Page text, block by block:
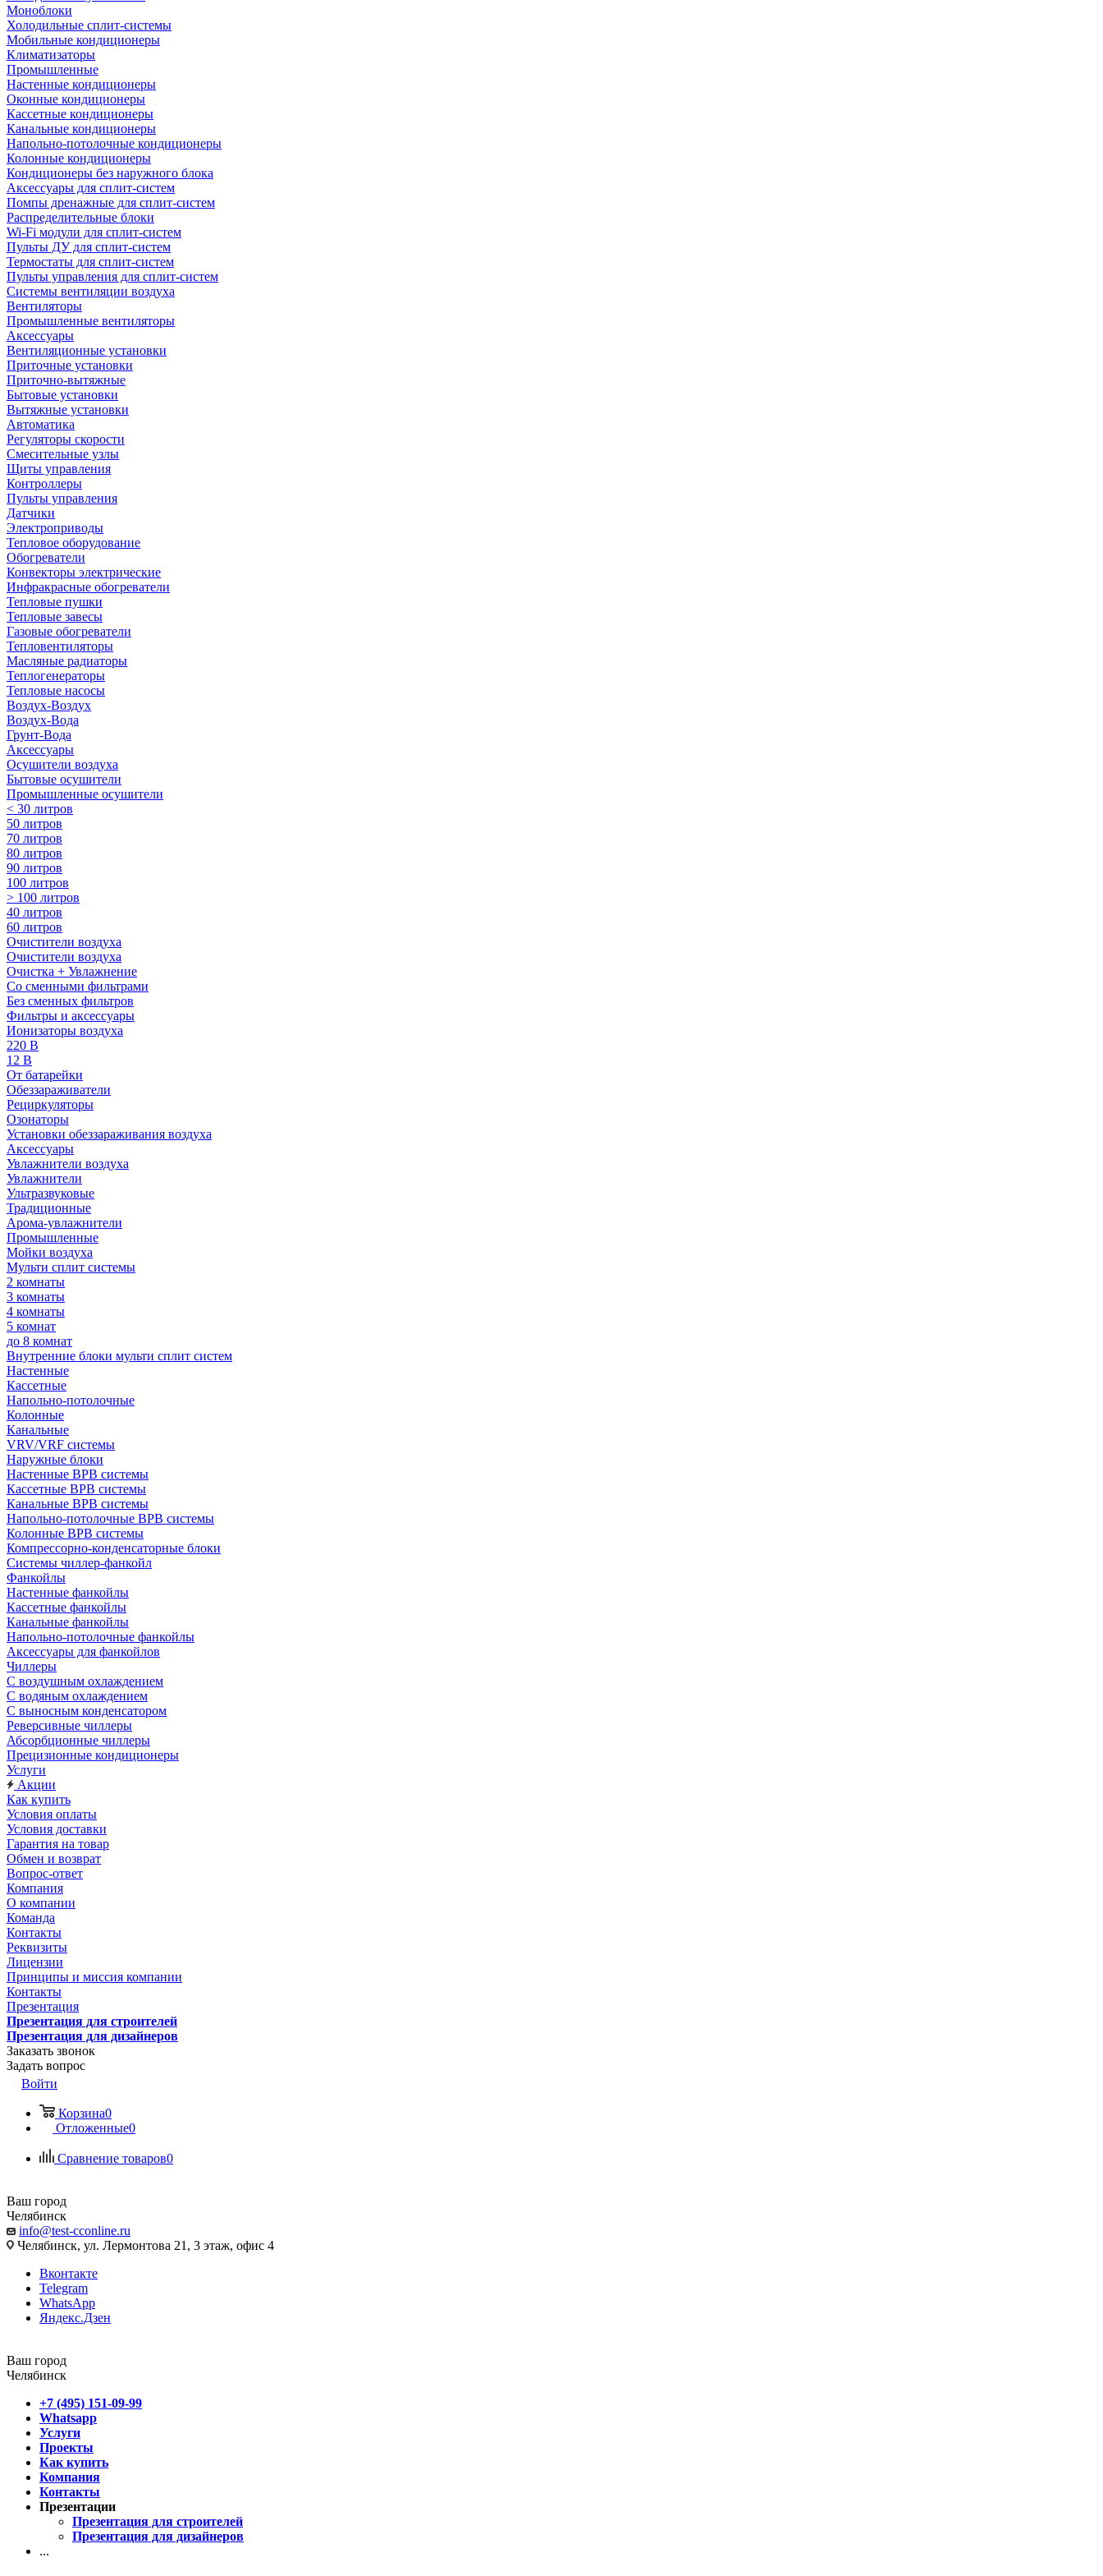
Моноблоки
Холодильные сплит-системы
Мобильные кондиционеры
Климатизаторы
Промышленные
Настенные кондиционеры
Оконные кондиционеры
Кассетные кондиционеры
Канальные кондиционеры
Напольно-потолочные кондиционеры
Колонные кондиционеры
Кондиционеры без наружного блока
Аксессуары для сплит-систем
Помпы дренажные для сплит-систем
Распределительные блоки
Wi-Fi модули для сплит-систем
Пульты ДУ для сплит-систем
Термостаты для сплит-систем
Пульты управления для сплит-систем
Системы вентиляции воздуха
Вентиляторы
Промышленные вентиляторы
Аксессуары
Вентиляционные установки
Приточные установки
Приточно-вытяжные
Бытовые установки
Вытяжные установки
Автоматика
Регуляторы скорости
Смесительные узлы
Щиты управления
Контроллеры
Пульты управления
Датчики
Электроприводы
Тепловое оборудование
Обогреватели
Конвекторы электрические
Инфракрасные обогреватели
Тепловые пушки
Тепловые завесы
Газовые обогреватели
Тепловентиляторы
Масляные радиаторы
Теплогенераторы
Тепловые насосы
Воздух-Воздух
Воздух-Вода
Грунт-Вода
Аксессуары
Осушители воздуха
Бытовые осушители
Промышленные осушители
< 30 литров
50 литров
70 литров
80 литров
90 литров
100 литров
> 100 литров
40 литров
60 литров
Очистители воздуха
Очистители воздуха
Очистка + Увлажнение
Cо сменными фильтрами
Без сменных фильтров
Фильтры и аксессуары
Ионизаторы воздуха
220 В
12 В
От батарейки
Обеззараживатели
Рециркуляторы
Озонаторы
Установки обеззараживания воздуха
Аксессуары
Увлажнители воздуха
Увлажнители
Ультразвуковые
Традиционные
Арома-увлажнители
Промышленные
Мойки воздуха
Мульти сплит системы
2 комнаты
3 комнаты
4 комнаты
5 комнат
до 8 комнат
Внутренние блоки мульти сплит систем
Настенные
Кассетные
Напольно-потолочные
Колонные
Канальные
VRV/VRF системы
Наружные блоки
Настенные ВРВ системы
Кассетные ВРВ системы
Канальные ВРВ системы
Напольно-потолочные ВРВ системы
Колонные ВРВ системы
Компрессорно-конденсаторные блоки
Системы чиллер-фанкойл
Фанкойлы
Настенные фанкойлы
Кассетные фанкойлы
Канальные фанкойлы
Напольно-потолочные фанкойлы
Аксессуары для фанкойлов
Чиллеры
С воздушным охлаждением
С водяным охлаждением
С выносным конденсатором
Реверсивные чиллеры
Абсорбционные чиллеры
Прецизионные кондиционеры
Услуги
Акции
Как купить
Условия оплаты
Условия доставки
Гарантия на товар
Обмен и возврат
Вопрос-ответ
Компания
О компании
Команда
Контакты
Реквизиты
Лицензии
Принципы и миссия компании
Контакты
Презентация
Презентация для строителей
Презентация для дизайнеров
Заказать звонок
Задать вопрос
Войти
Корзина0
Отложенные0
Сравнение товаров0
Ваш город
Челябинск
info@test-cconline.ru
Челябинск, ул. Лермонтова 21, 3 этаж, офис 4
Вконтакте
Telegram
WhatsApp
Яндекс.Дзен
Ваш город
Челябинск
+7 (495) 151-09-99
Whatsapp
Услуги
Проекты
Как купить
Компания
Контакты
Презентации
Презентация для строителей
Презентация для дизайнеров
...